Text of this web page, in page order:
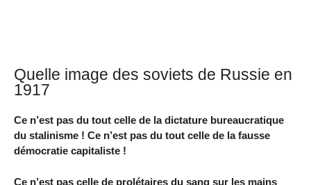
Quelle image des soviets de Russie en
1917
Ce n’est pas du tout celle de la dictature bureaucratique
du stalinisme ! Ce n’est pas du tout celle de la fausse
démocratie capitaliste !
Ce n’est pas celle de prolétaires du sang sur les mains